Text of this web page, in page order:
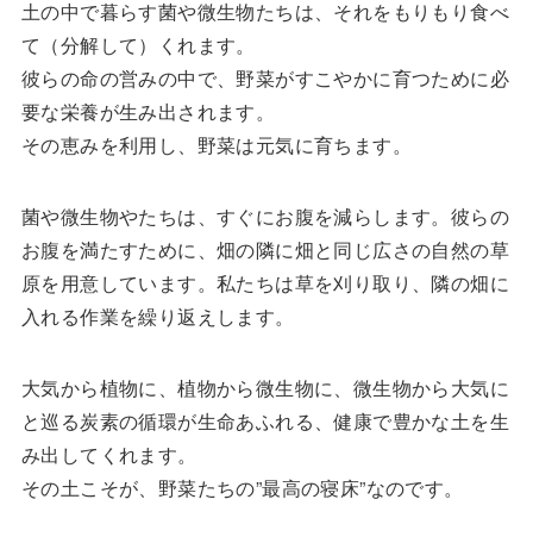
土の中で暮らす菌や微生物たちは、それをもりもり食べ
て（分解して）くれます。
彼らの命の営みの中で、野菜がすこやかに育つために必
要な栄養が生み出されます。
その恵みを利用し、野菜は元気に育ちます。
菌や微生物やたちは、すぐにお腹を減らします。彼らの
お腹を満たすために、畑の隣に畑と同じ広さの自然の草
原を用意しています。私たちは草を刈り取り、隣の畑に
入れる作業を繰り返えします。
大気から植物に、植物から微生物に、微生物から大気に
と巡る炭素の循環が生命あふれる、健康で豊かな土を生
み出してくれます。
その土こそが、野菜たちの”最高の寝床”なのです。